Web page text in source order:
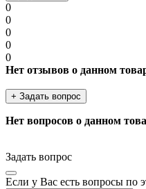
0
0
0
0
0
Нет отзывов о данном
+ Задать вопрос
Нет вопросов о данном
Задать вопрос
Если у Вас есть вопросы по